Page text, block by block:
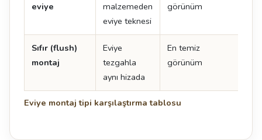
Eviye montaj tipi karşılaştırma tablosu
eviye
malzemeden
eviye teknesi
görünüm
Sıfır (flush)
montaj
Eviye
tezgahla
aynı hizada
En temiz
görünüm